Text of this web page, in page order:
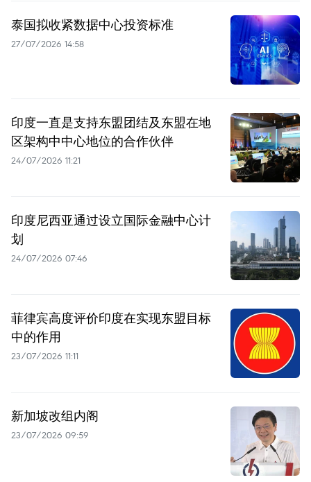
泰国拟收紧数据中心投资标准
27/07/2026 14:58
印度一直是支持东盟团结及东盟在地
区架构中中心地位的合作伙伴
24/07/2026 11:21
印度尼西亚通过设立国际金融中心计
划
24/07/2026 07:46
菲律宾高度评价印度在实现东盟目标
中的作用
23/07/2026 11:11
新加坡改组内阁
23/07/2026 09:59